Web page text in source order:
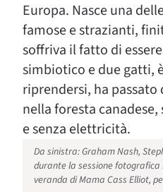
Europa. Nasce una
famose e strazianti,
soffriva il fatto di
simbiotico e due gatti,
riprendersi, ha passato
nella foresta
e senza elettricità.
Da sinistra: Graham Nash,
durante la sessione
veranda di Mama Cass Elliot,